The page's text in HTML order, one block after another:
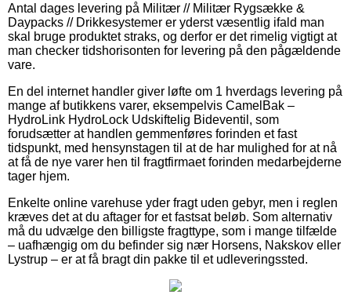
Antal dages levering på Militær // Militær Rygsække &
Daypacks // Drikkesystemer er yderst væsentlig ifald man
skal bruge produktet straks, og derfor er det rimelig vigtigt at
man checker tidshorisonten for levering på den pågældende
vare.
En del internet handler giver løfte om 1 hverdags levering på
mange af butikkens varer, eksempelvis CamelBak –
HydroLink HydroLock Udskiftelig Bideventil, som
forudsætter at handlen gemmenføres forinden et fast
tidspunkt, med hensynstagen til at de har mulighed for at nå
at få de nye varer hen til fragtfirmaet forinden medarbejderne
tager hjem.
Enkelte online varehuse yder fragt uden gebyr, men i reglen
kræves det at du aftager for et fastsat beløb. Som alternativ
må du udvælge den billigste fragttype, som i mange tilfælde
– uafhængig om du befinder sig nær Horsens, Nakskov eller
Lystrup – er at få bragt din pakke til et udleveringssted.